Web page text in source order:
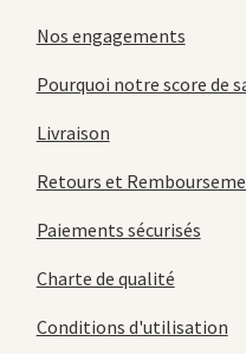
Nos engagements
Pourquoi notre score de
Livraison
Retours et
Paiements sécurisés
Charte de qualité
Conditions d'utilisation